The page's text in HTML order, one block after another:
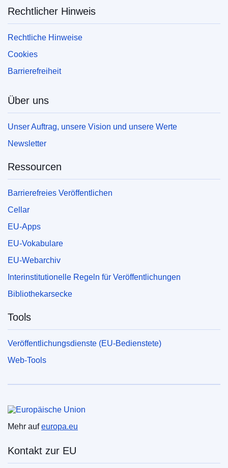
Rechtlicher Hinweis
Rechtliche Hinweise
Cookies
Barrierefreiheit
Über uns
Unser Auftrag, unsere Vision und unsere Werte
Newsletter
Ressourcen
Barrierefreies Veröffentlichen
Cellar
EU-Apps
EU-Vokabulare
EU-Webarchiv
Interinstitutionelle Regeln für Veröffentlichungen
Bibliothekarsecke
Tools
Veröffentlichungsdienste (EU-Bedienstete)
Web-Tools
Europäische Union
Mehr aufeuropa.eu
Kontakt zur EU